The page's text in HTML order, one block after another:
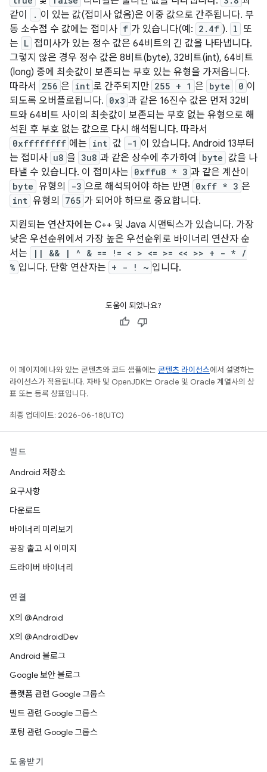
같이
. 이 있는 값(접미사 없음)은 이중 값으로 간주됩니다. 부
동 소수점 수 값에는 접미사 f 가 있습니다(예: 2.4f ). l 또
는 L 접미사가 있는 정수 값은 64비트의 긴 값을 나타냅니다.
그렇지 않은 경우 정수 값은 8비트(byte), 32비트(int), 64비트
(long) 중에 최솟값이 보존되는 부호 있는 유형을 가져옵니다.
따라서
256 은 int 로 간주되지만 255 + 1 은 byte 0 이
되도록 오버플로됩니다. 0x3 과 같은 16진수 값은 먼저 32비
트와 64비트 사이의 최솟값이 보존되는 부호 없는 유형으로 해
석된 후 부호 없는 값으로 다시 해석됩니다. 따라서
0xffffffff 에는 int 값 -1 이 있습니다. Android 13부터
는 접미사 u8 을 3u8 과 같은 상수에 추가하여 byte 값을 나
타낼 수 있습니다. 이 접미사는 0xffu8 * 3 과 같은 계산이
byte 유형의 -3 으로 해석되어야 하는 반면 0xff * 3 은
int 유형의 765 가 되어야 하므로 중요합니다.
지원되는 연산자에는 C++ 및 Java 시맨틱스가 있습니다. 가장
낮은 우선순위에서 가장 높은 우선순위로 바이너리 연산자 순
서는
|| && | ^ & == != < > <= >= << >> + - * /
% 입니다. 단항 연산자는 + - ! ~ 입니다.
도움이 되었나요?
이 페이지에 나와 있는 콘텐츠와 코드 샘플에는 콘텐츠 라이선스에서 설명하는
라이선스가 적용됩니다. 자바 및 OpenJDK는 Oracle 및 Oracle 계열사의 상
표 또는 등록 상표입니다.
최종 업데이트: 2026-06-18(UTC)
빌드
Android 저장소
요구사항
다운로드
바이너리 미리보기
공장 출고 시 이미지
드라이버 바이너리
연결
X의 @Android
X의 @AndroidDev
Android 블로그
Google 보안 블로그
플랫폼 관련 Google 그룹스
빌드 관련 Google 그룹스
포팅 관련 Google 그룹스
도움받기